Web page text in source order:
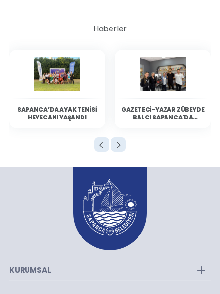
Haberler
SAPANCA’DA AYAK TENISI
HEYECANI YAŞANDI
GAZETECI-YAZAR ZÜBEYDE
BALCI SAPANCA'DA
KURUMSAL